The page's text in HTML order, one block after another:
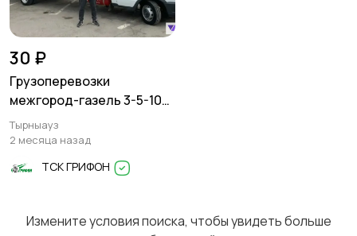
Уборка
Обучение Красота и здоровье
30 ₽
Грузоперевозки
межгород-газель 3-5-10
тонн
Тырныауз
2 месяца назад
ТСК ГРИФОН
Измените условия поиска, чтобы увидеть больше